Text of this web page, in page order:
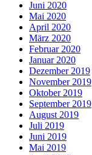
Juni 2020
Mai 2020
April 2020
März 2020
Februar 2020
Januar 2020
Dezember 2019
November 2019
Oktober 2019
September 2019
August 2019
Juli 2019
Juni 2019
Mai 2019